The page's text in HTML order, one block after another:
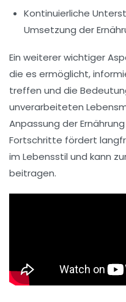
Kontinuierliche
Umsetzung der
Ein weiterer wichtiger
die es ermöglicht,
treffen und die
unverarbeiteten
Anpassung der
Fortschritte fördert
im Lebensstil und kann
beitragen.